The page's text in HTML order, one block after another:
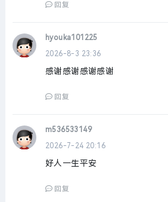
回复
hyouka101225
2026-8-3 23:36
感谢感谢感谢感谢
回复
m536533149
2026-7-24 20:16
好人一生平安
回复